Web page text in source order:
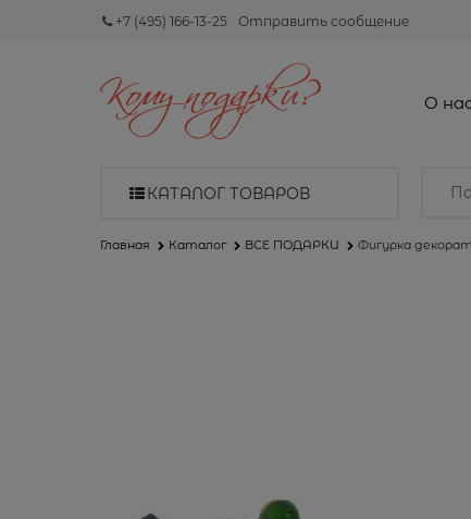
+7 (495) 166-13-25 Отправить сообщение
О
КАТАЛОГ ТОВАРОВ
Главная Каталог ВСЕ ПОДАРКИ Фигурка